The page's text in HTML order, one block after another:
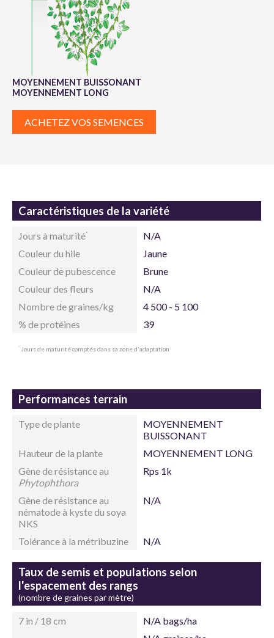
MOYENNEMENT BUISSONANT
MOYENNEMENT LONG
ACHETEZ VOS SEMENCES
Caractéristiques de la variété
Jours à maturité*
N/A
Couleur du hile
Jaune
Couleur de pubescence
Brune
Couleur des fleurs
N/A
Nombre de graines/kg
4 500 - 5 100
% de protéines
39
* Jours de maturité comptés dans sa zone d'adaptation
Performances terrain
Type de plante
MOYENNEMENT
BUISSONANT
Hauteur de la plante
MOYENNEMENT LONG
Gène de résistance au
Phytophthora
Rps 1k
Gène de résistance au
nématode à kyste du soya
NKS
N/A
Tolérance à la métribuzine N/A
Taux de semis et populations selon
l'espacement des rangs
(nombre de graines par mètre)
7 in / 18 cm
N/A bags/ha